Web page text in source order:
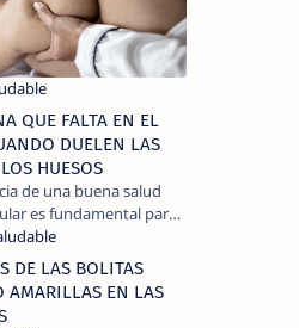
QUE FALTA EN EL
DUELEN LAS
HUESOS
de una buena salud
es fundamental para
activa y sin dolor,
dolor en las
DE LAS BOLITAS
AMARILLAS EN LAS